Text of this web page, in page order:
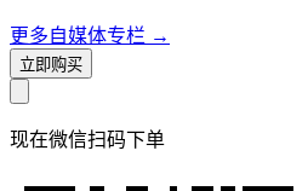
更多自媒体专栏 →
立即购买
现在微信扫码下单